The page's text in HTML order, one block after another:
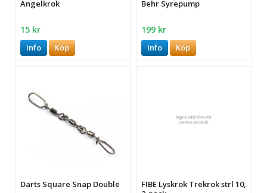
Angelkrok
15 kr
Info Köp
Behr Syrepump
199 kr
Info Köp
Darts Square Snap Double
FIBE Lyskrok Trekrok strl 10,